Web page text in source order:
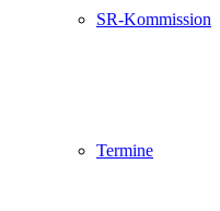
SR-Kommission
Termine